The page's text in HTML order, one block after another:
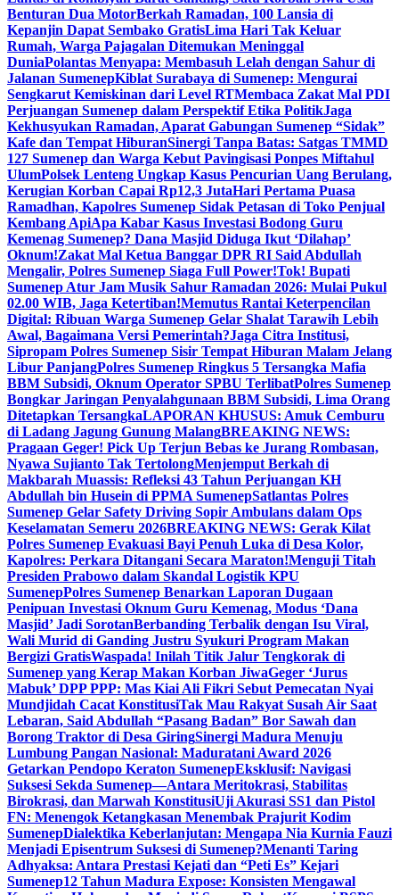
Benturan Dua MotorBerkah Ramadan, 100 Lansia di
Kepanjin Dapat Sembako GratisLima Hari Tak Keluar
Rumah, Warga Pajagalan Ditemukan Meninggal
DuniaPolantas Menyapa: Membasuh Lelah dengan Sahur di
Jalanan SumenepKiblat Surabaya di Sumenep: Mengurai
Sengkarut Kemiskinan dari Level RTMembaca Zakat Mal PDI
Perjuangan Sumenep dalam Perspektif Etika PolitikJaga
Kekhusyukan Ramadan, Aparat Gabungan Sumenep “Sidak”
Kafe dan Tempat HiburanSinergi Tanpa Batas: Satgas TMMD
127 Sumenep dan Warga Kebut Pavingisasi Ponpes Miftahul
UlumPolsek Lenteng Ungkap Kasus Pencurian Uang Berulang,
Kerugian Korban Capai Rp12,3 JutaHari Pertama Puasa
Ramadhan, Kapolres Sumenep Sidak Petasan di Toko Penjual
Kembang ApiApa Kabar Kasus Investasi Bodong Guru
Kemenag Sumenep? Dana Masjid Diduga Ikut ‘Dilahap’
Oknum!Zakat Mal Ketua Banggar DPR RI Said Abdullah
Mengalir, Polres Sumenep Siaga Full Power!Tok! Bupati
Sumenep Atur Jam Musik Sahur Ramadan 2026: Mulai Pukul
02.00 WIB, Jaga Ketertiban!Memutus Rantai Keterpencilan
Digital: Ribuan Warga Sumenep Gelar Shalat Tarawih Lebih
Awal, Bagaimana Versi Pemerintah?Jaga Citra Institusi,
Sipropam Polres Sumenep Sisir Tempat Hiburan Malam Jelang
Libur PanjangPolres Sumenep Ringkus 5 Tersangka Mafia
BBM Subsidi, Oknum Operator SPBU TerlibatPolres Sumenep
Bongkar Jaringan Penyalahgunaan BBM Subsidi, Lima Orang
Ditetapkan TersangkaLAPORAN KHUSUS: Amuk Cemburu
di Ladang Jagung Gunung MalangBREAKING NEWS:
Pragaan Geger! Pick Up Terjun Bebas ke Jurang Rombasan,
Nyawa Sujianto Tak TertolongMenjemput Berkah di
Makbarah Muassis: Refleksi 43 Tahun Perjuangan KH
Abdullah bin Husein di PPMA SumenepSatlantas Polres
Sumenep Gelar Safety Driving Sopir Ambulans dalam Ops
Keselamatan Semeru 2026BREAKING NEWS: Gerak Kilat
Polres Sumenep Evakuasi Bayi Penuh Luka di Desa Kolor,
Kapolres: Perkara Ditangani Secara Maraton!Menguji Titah
Presiden Prabowo dalam Skandal Logistik KPU
SumenepPolres Sumenep Benarkan Laporan Dugaan
Penipuan Investasi Oknum Guru Kemenag, Modus ‘Dana
Masjid’ Jadi SorotanBerbanding Terbalik dengan Isu Viral,
Wali Murid di Ganding Justru Syukuri Program Makan
Bergizi GratisWaspada! Inilah Titik Jalur Tengkorak di
Sumenep yang Kerap Makan Korban JiwaGeger ‘Jurus
Mabuk’ DPP PPP: Mas Kiai Ali Fikri Sebut Pemecatan Nyai
Mundjidah Cacat KonstitusiTak Mau Rakyat Susah Air Saat
Lebaran, Said Abdullah “Pasang Badan” Bor Sawah dan
Borong Traktor di Desa GiringSinergi Madura Menuju
Lumbung Pangan Nasional: Maduratani Award 2026
Getarkan Pendopo Keraton SumenepEksklusif: Navigasi
Suksesi Sekda Sumenep—Antara Meritokrasi, Stabilitas
Birokrasi, dan Marwah KonstitusiUji Akurasi SS1 dan Pistol
FN: Menengok Ketangkasan Menembak Prajurit Kodim
SumenepDialektika Keberlanjutan: Mengapa Nia Kurnia Fauzi
Menjadi Episentrum Suksesi di Sumenep?Menanti Taring
Adhyaksa: Antara Prestasi Kejati dan “Peti Es” Kejari
Sumenep12 Tahun Madura Expose: Konsisten Mengawal